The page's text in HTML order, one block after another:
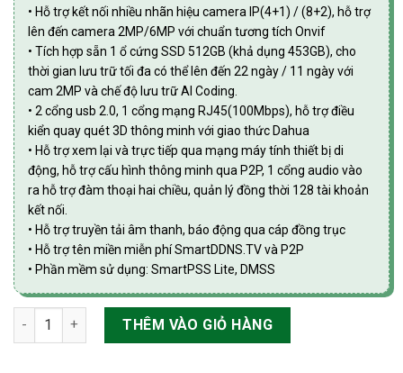
• Hỗ trợ kết nối nhiều nhãn hiệu camera IP(4+1) / (8+2), hỗ trợ
lên đến camera 2MP/6MP với chuẩn tương tích Onvif
• Tích hợp sẵn 1 ổ cứng SSD 512GB (khả dụng 453GB), cho
thời gian lưu trữ tối đa có thể lên đến 22 ngày / 11 ngày với
cam 2MP và chế độ lưu trữ AI Coding.
• 2 cổng usb 2.0, 1 cổng mạng RJ45(100Mbps), hỗ trợ điều
kiển quay quét 3D thông minh với giao thức Dahua
• Hỗ trợ xem lại và trực tiếp qua mạng máy tính thiết bị di
động, hỗ trợ cấu hình thông minh qua P2P, 1 cổng audio vào
ra hỗ trợ đàm thoại hai chiều, quản lý đồng thời 128 tài khoản
kết nối.
• Hỗ trợ truyền tải âm thanh, báo động qua cáp đồng trục
• Hỗ trợ tên miền miễn phí SmartDDNS.TV và P2P
• Phần mềm sử dụng: SmartPSS Lite, DMSS
Đầu ghi hình 4 kênh, hỗ trợ camera HDCVI/TVI/AHD/Analog/IP
THÊM VÀO GIỎ HÀNG